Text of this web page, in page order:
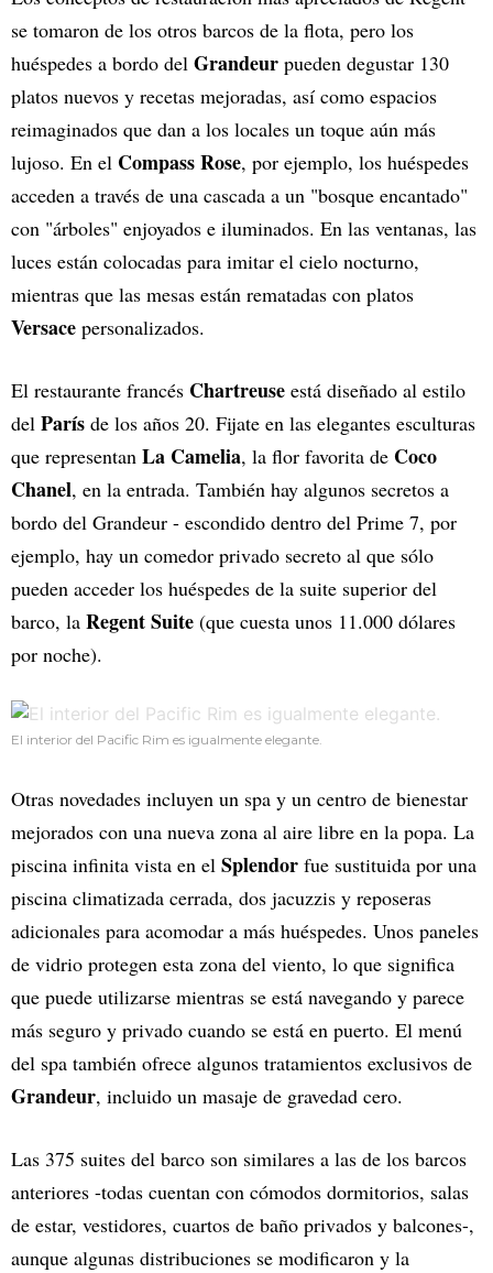
se tomaron de los otros barcos de la flota, pero los
huéspedes a bordo del Grandeur pueden degustar 130
platos nuevos y recetas mejoradas, así como espacios
reimaginados que dan a los locales un toque aún más
lujoso. En el Compass Rose, por ejemplo, los huéspedes
acceden a través de una cascada a un "bosque encantado"
con "árboles" enjoyados e iluminados. En las ventanas, las
luces están colocadas para imitar el cielo nocturno,
mientras que las mesas están rematadas con platos
Versace personalizados.
El restaurante francés Chartreuse está diseñado al estilo
del París de los años 20. Fijate en las elegantes esculturas
que representan La Camelia, la flor favorita de Coco
Chanel, en la entrada. También hay algunos secretos a
bordo del Grandeur - escondido dentro del Prime 7, por
ejemplo, hay un comedor privado secreto al que sólo
pueden acceder los huéspedes de la suite superior del
barco, la Regent Suite (que cuesta unos 11.000 dólares
por noche).
El interior del Pacific Rim es igualmente elegante.
Otras novedades incluyen un spa y un centro de bienestar
mejorados con una nueva zona al aire libre en la popa. La
piscina infinita vista en el Splendor fue sustituida por una
piscina climatizada cerrada, dos jacuzzis y reposeras
adicionales para acomodar a más huéspedes. Unos paneles
de vidrio protegen esta zona del viento, lo que significa
que puede utilizarse mientras se está navegando y parece
más seguro y privado cuando se está en puerto. El menú
del spa también ofrece algunos tratamientos exclusivos de
Grandeur, incluido un masaje de gravedad cero.
Las 375 suites del barco son similares a las de los barcos
anteriores -todas cuentan con cómodos dormitorios, salas
de estar, vestidores, cuartos de baño privados y balcones-,
aunque algunas distribuciones se modificaron y la